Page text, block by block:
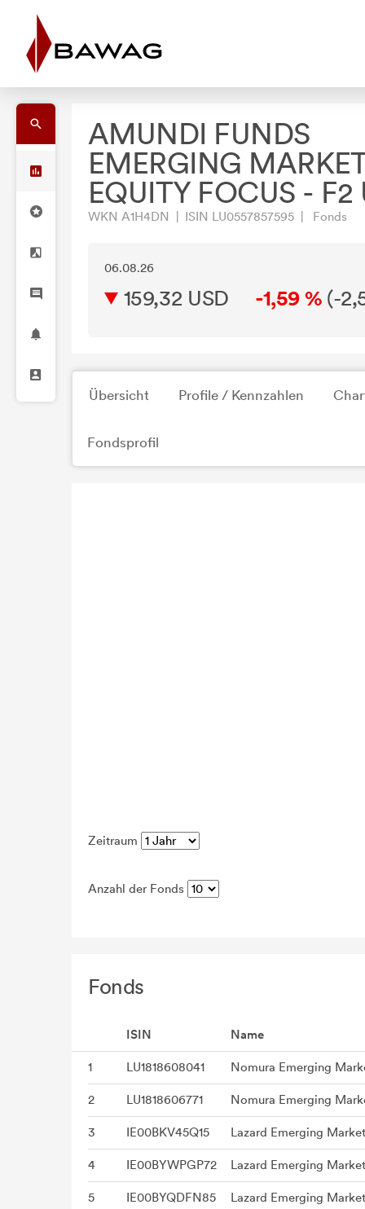
AMUNDI FUNDS
EMERGING
EQUITY FOCUS - F2
WKN A1H4DN | ISIN LU0557857595 | Fonds
06.08.26
159,32 USD -1,59 % (-
Übersicht Profile / Kennzahlen
Fondsprofil
Zeitraum
Anzahl der Fonds
Fonds
ISIN Name
1 LU1818608041 Nomura Emerging
2 LU1818606771 Nomura Emerging
3 IE00BKV45Q15 Lazard Emerging
4 IE00BYWPGP72 Lazard Emerging
5 IE00BYQDFN85 Lazard Emerging